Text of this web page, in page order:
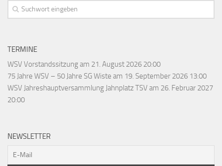
TERMINE
WSV Vorstandssitzungam 21. August 2026 20:00
75 Jahre WSV – 50 Jahre SG Wiste am 19. September 2026 13:00
WSV Jahreshauptversammlung Jahnplatz TSV am 26. Februar 2027
20:00
NEWSLETTER